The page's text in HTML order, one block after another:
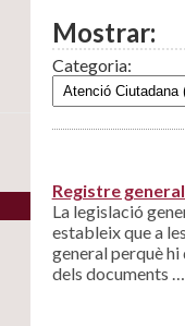
Mostrar:
Categoria:
Registre
La legislació
estableix que a
general perquè hi
dels documents …